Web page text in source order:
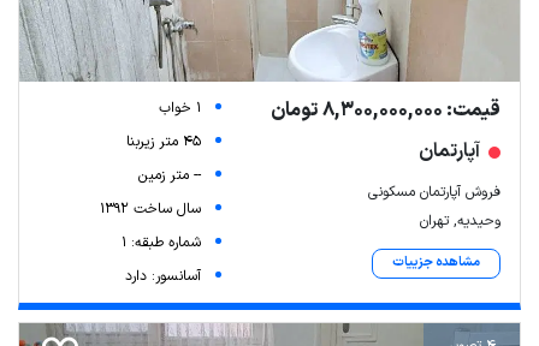
قیمت: 8,300,000,000 تومان
آپارتمان
فروش آپارتمان مسکونی
وحیدیه, تهران
مشاهده جزییات
1 خواب
45 متر زیربنا
-- متر زمین
سال ساخت 1392
شماره طبقه: 1
آسانسور: دارد